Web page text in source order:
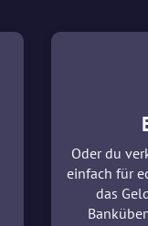
Oder du
einfach für
das